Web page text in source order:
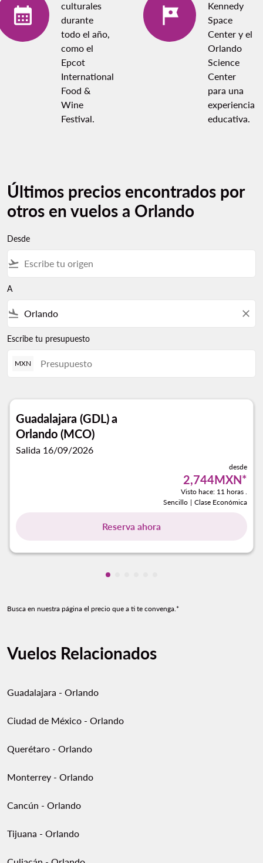
culturales
durante
todo el año,
como el
Epcot
International
Food &
Wine
Festival.
Kennedy
Space
Center y el
Orlando
Science
Center
para una
experiencia
educativa.
Últimos precios encontrados por
otros en vuelos a Orlando
Desde
flight_takeoff
A
flight_land close
Escribe tu presupuesto
MXN
Guadalajara (GDL)a
Orlando (MCO)
Salida 16/09/2026
desde
2,744MXN*
Visto hace: 11 horas .
Sencillo | Clase Económica
Reserva ahora
Mostrando cmp-pagination-
Busca en nuestra página el precio que a ti te convenga.*
Vuelos Relacionados
Guadalajara - Orlando
Ciudad de México - Orlando
Querétaro - Orlando
Monterrey - Orlando
Cancún - Orlando
Tijuana - Orlando